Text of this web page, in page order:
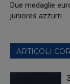
Due medaglie
juniores azzurri
ARTICOLI